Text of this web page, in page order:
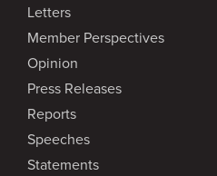
Letters
Member Perspectives
Opinion
Press Releases
Reports
Speeches
Statements